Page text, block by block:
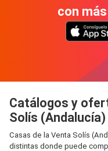
con
Catálogos y
Solís (Andalucía)
Casas de la Venta Solís
distintas donde puede